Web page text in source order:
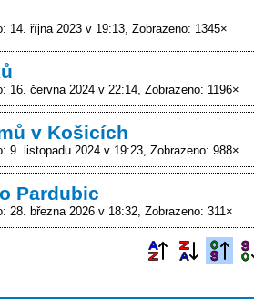
14. října 2023 v 19:13 Zobrazeno: 1345×
16. června 2024 v 22:14 Zobrazeno: 1196×
v Košicích
9. listopadu 2024 v 19:23 Zobrazeno: 988×
Pardubic
28. března 2026 v 18:32 Zobrazeno: 311×